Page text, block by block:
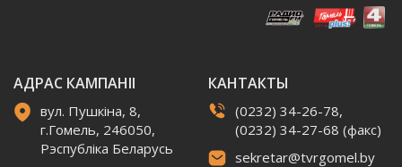
АДРАС КАМПАНІІ
вул. Пушкіна, 8,
г.Гомель, 246050,
Рэспубліка Беларусь
КАНТАКТЫ
(0232) 34-26-78,
(0232) 34-27-68 (факс)
sekretar@tvrgomel.by